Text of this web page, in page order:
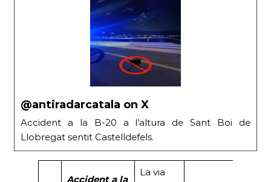
@antiradarcatala on X
Accident a la B-20 a l’altura de Sant Boi de
Llobregat sentit Castelldefels.
Accident a la
La via